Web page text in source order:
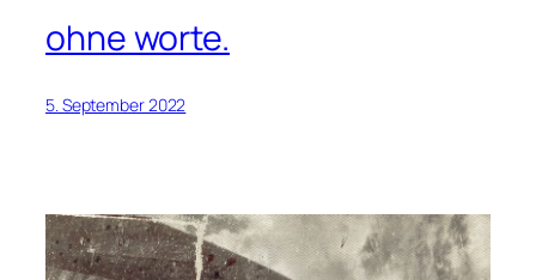
ohne worte.
5. September 2022